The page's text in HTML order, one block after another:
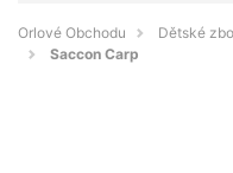
Orlové Obchodu
Dětské
Saccon Carp